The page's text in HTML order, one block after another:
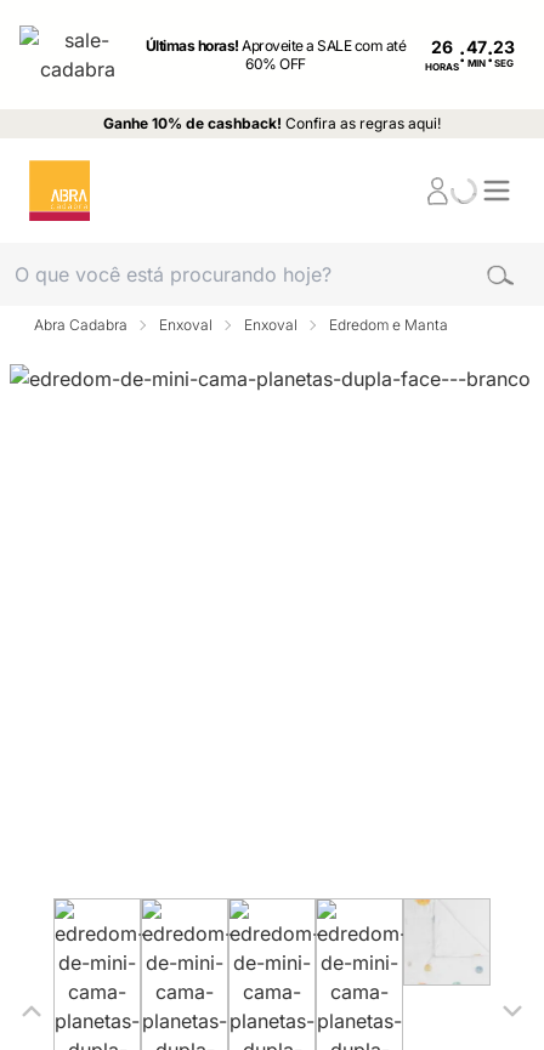
Últimas horas!Aproveite a SALE com até
60% OFF
26
HORAS: MIN : SEG
Ganhe 10% de cashback! Confira as regras aqui!
Abra Cadabra Enxoval Enxoval Edredom e Manta